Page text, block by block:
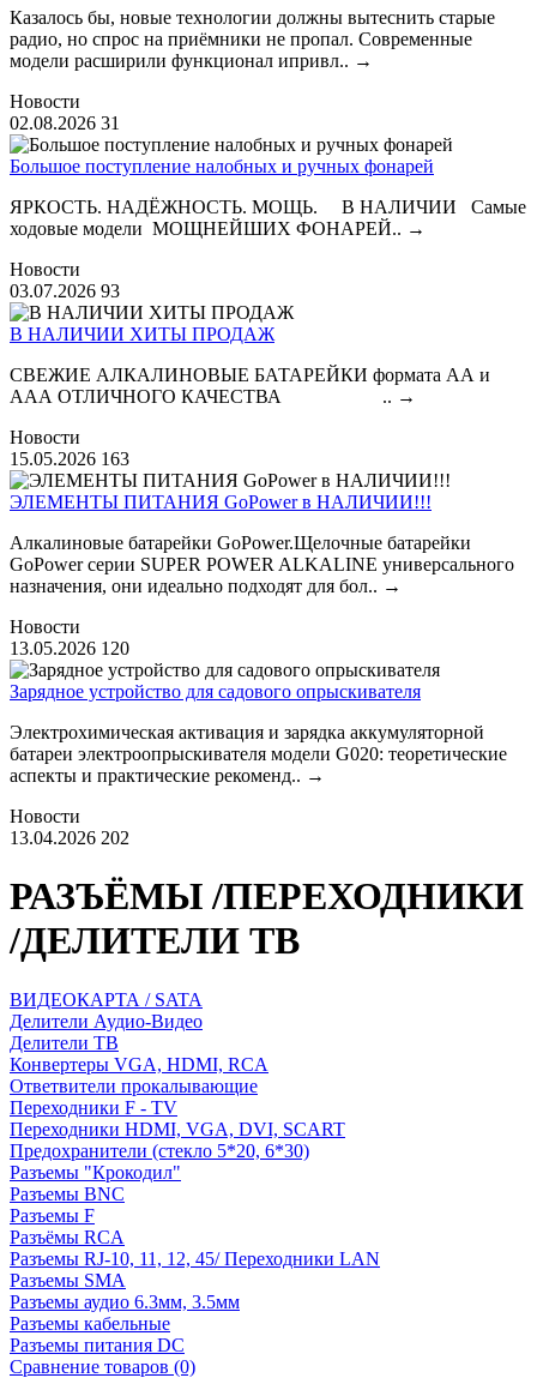
Казалось бы, новые технологии должны вытеснить старые
радио, но спрос на приёмники не пропал. Современные
модели расширили функционал ипривл.. →
Новости
02.08.2026 31
Большое поступление налобных и ручных фонарей
ЯРКОСТЬ. НАДЁЖНОСТЬ. МОЩЬ. В НАЛИЧИИ Самые
ходовые модели МОЩНЕЙШИХ ФОНАРЕЙ.. →
Новости
03.07.2026 93
В НАЛИЧИИ ХИТЫ ПРОДАЖ
СВЕЖИЕ АЛКАЛИНОВЫЕ БАТАРЕЙКИ формата АА и
ААА ОТЛИЧНОГО КАЧЕСТВА .. →
Новости
15.05.2026 163
ЭЛЕМЕНТЫ ПИТАНИЯ GoPower в НАЛИЧИИ!!!
Алкалиновые батарейки GoPower.Щелочные батарейки
GoPower серии SUPER POWER ALKALINE универсального
назначения, они идеально подходят для бол.. →
Новости
13.05.2026 120
Зарядное устройство для садового опрыскивателя
Электрохимическая активация и зарядка аккумуляторной
батареи электроопрыскивателя модели G020: теоретические
аспекты и практические рекоменд.. →
Новости
13.04.2026 202
РАЗЪЁМЫ /ПЕРЕХОДНИКИ
/ДЕЛИТЕЛИ ТВ
ВИДЕОКАРТА / SATA
Делители Аудио-Видео
Делители ТВ
Конвертеры VGA, HDMI, RCA
Ответвители прокалывающие
Переходники F - TV
Переходники HDMI, VGA, DVI, SCART
Предохранители (стекло 5*20, 6*30)
Разъемы "Крокодил"
Разъемы BNC
Разъемы F
Разъёмы RCA
Разъемы RJ-10, 11, 12, 45/ Переходники LAN
Разъемы SMA
Разъемы аудио 6.3мм, 3.5мм
Разъемы кабельные
Разъемы питания DC
Сравнение товаров (0)